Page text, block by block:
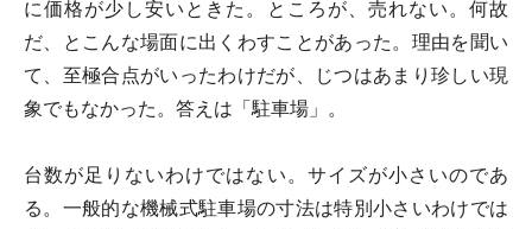
に価格が少し安いときた。ところが、売れない。何故
だ、とこんな場面に出くわすことがあった。理由を聞い
て、至極合点がいったわけだが、じつはあまり珍しい現
象でもなかった。答えは「駐車場」。
台数が足りないわけではない。サイズが小さいのであ
る。一般的な機械式駐車場の寸法は特別小さいわけでは